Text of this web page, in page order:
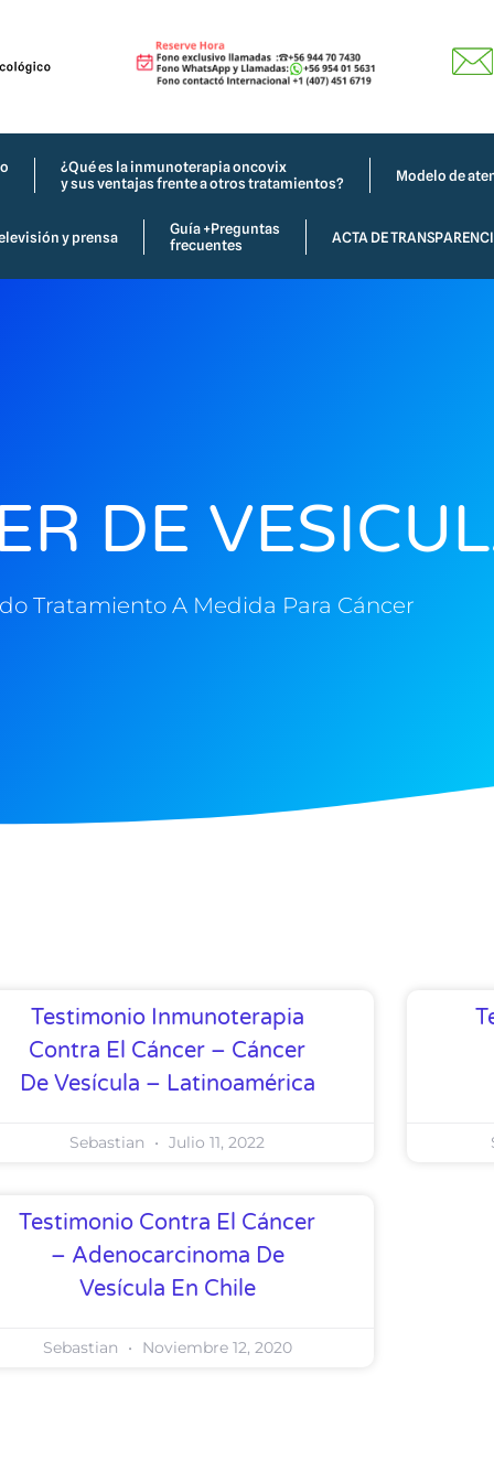
¿Qué es la inmunoterapia oncovix
y sus ventajas frente a otros tratamientos?
Modelo de
y prensa
Guía +Preguntas
frecuentes
ACTA DE
DE
Tratamiento A Medida Para Cáncer
Testimonio Inmunoterapia
Contra El Cáncer – Cáncer
De Vesícula – Latinoamérica
Sebastian Julio 11, 2022
Testimonio Contra El Cáncer
– Adenocarcinoma De
Vesícula En Chile
Sebastian Noviembre 12, 2020